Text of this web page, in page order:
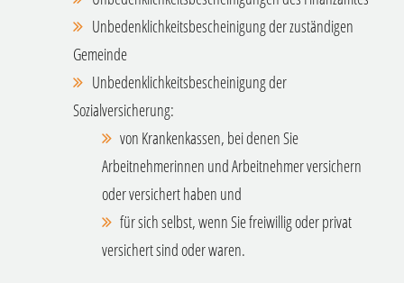
Unbedenklichkeitsbescheinigung der zuständigen
Gemeinde
Unbedenklichkeitsbescheinigung der
Sozialversicherung:
von Krankenkassen, bei denen Sie
Arbeitnehmerinnen und Arbeitnehmer versichern
oder versichert haben und
für sich selbst, wenn Sie freiwillig oder privat
versichert sind oder waren.